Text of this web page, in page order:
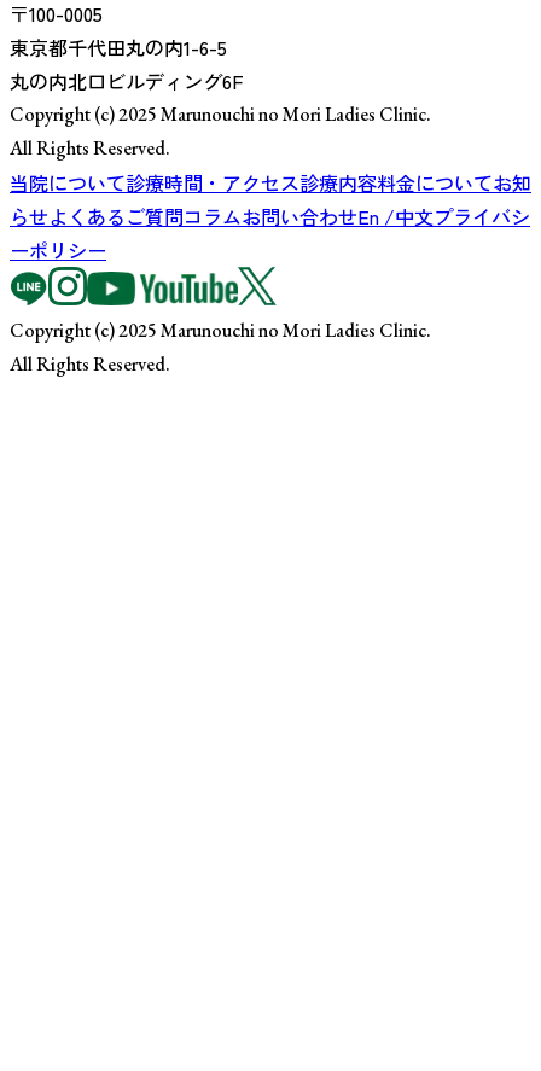
〒100-0005
東京都千代田丸の内1-6-5
丸の内北口ビルディング6F
Copyright (c) 2025 Marunouchi no Mori Ladies Clinic.
All Rights Reserved.
当院について診療時間・アクセス診療内容料金についてお知
らせよくあるご質問コラムお問い合わせEn /中文プライバシ
ーポリシー
Copyright (c) 2025 Marunouchi no Mori Ladies Clinic.
All Rights Reserved.